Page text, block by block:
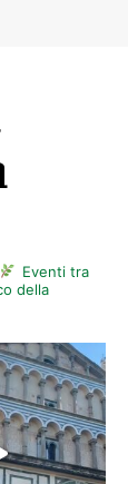
Eventi tra
della